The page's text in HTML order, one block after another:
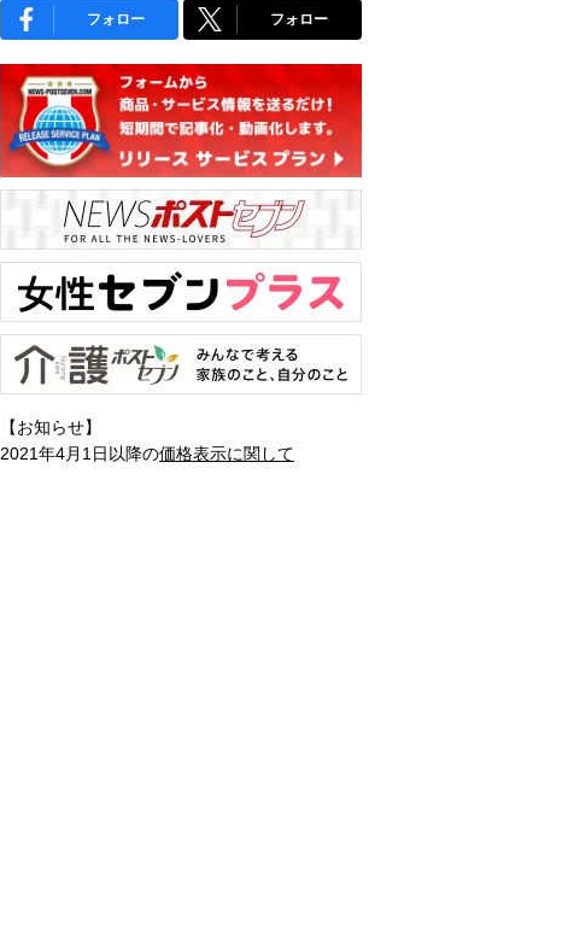
フォロー フォロー
【お知らせ】
2021年4月1日以降の価格表示に関して